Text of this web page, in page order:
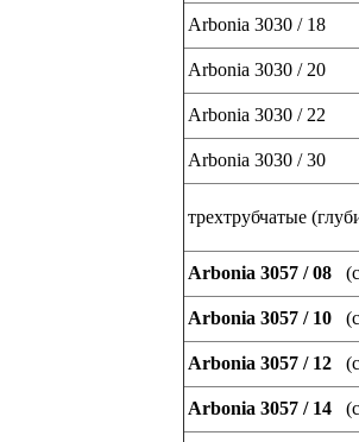
Arbonia 3030 / 18
Arbonia 3030 / 20
Arbonia 3030 / 22
Arbonia 3030 / 30
трехтрубчатые
Arbonia 3057 / 08
Arbonia 3057 / 10
Arbonia 3057 / 12
Arbonia 3057 / 14